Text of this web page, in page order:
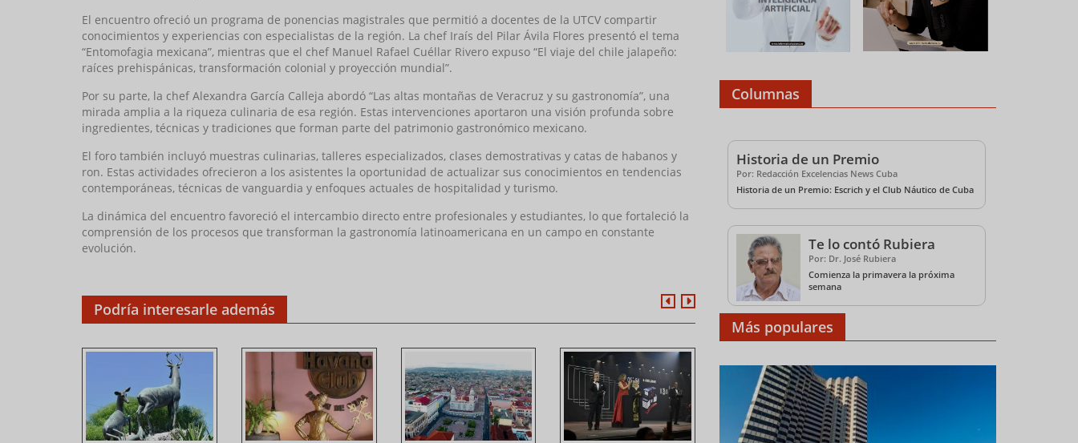
El encuentro ofreció un programa de ponencias magistrales que permitió a docentes de la UTCV compartir
conocimientos y experiencias con especialistas de la región. La chef Iraís del Pilar Ávila Flores presentó el tema
“Entomofagia mexicana”, mientras que el chef Manuel Rafael Cuéllar Rivero expuso “El viaje del chile jalapeño:
raíces prehispánicas, transformación colonial y proyección mundial”.
Por su parte, la chef Alexandra García Calleja abordó “Las altas montañas de Veracruz y su gastronomía”, una
mirada amplia a la riqueza culinaria de esa región. Estas intervenciones aportaron una visión profunda sobre
ingredientes, técnicas y tradiciones que forman parte del patrimonio gastronómico mexicano.
El foro también incluyó muestras culinarias, talleres especializados, clases demostrativas y catas de habanos y
ron. Estas actividades ofrecieron a los asistentes la oportunidad de actualizar sus conocimientos en tendencias
contemporáneas, técnicas de vanguardia y enfoques actuales de hospitalidad y turismo.
La dinámica del encuentro favoreció el intercambio directo entre profesionales y estudiantes, lo que fortaleció la
comprensión de los procesos que transforman la gastronomía latinoamericana en un campo en constante
evolución.
Podría interesarle además
Columnas
Historia de un Premio
Por: Redacción Excelencias News Cuba
Historia de un Premio: Escrich y el Club Náutico de Cuba
Te lo contó Rubiera
Por: Dr. José Rubiera
Comienza la primavera la próxima
semana
Más populares